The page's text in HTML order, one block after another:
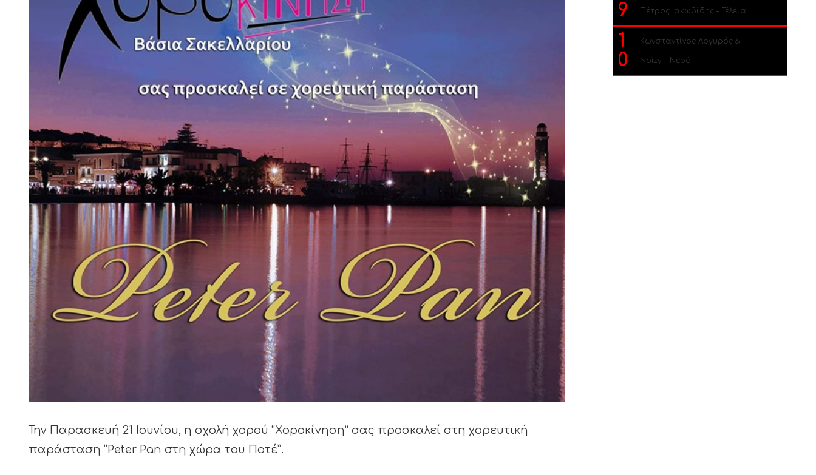
Την Παρασκευή 21 Ιουνίου, η σχολή χορού “Χοροκίνηση” σας προσκαλεί στη χορευτική
παράσταση “Peter Pan στη χώρα του Ποτέ”.
9 Πέτρος Ιακωβίδης – Τέλεια
1
0
Κωνσταντίνος Αργυρός &
Noizy – Νερό